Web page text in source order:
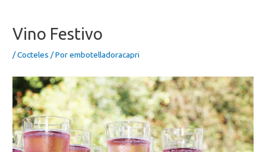
contenido
Vino Festivo
/Cocteles / Porembotelladoracapri